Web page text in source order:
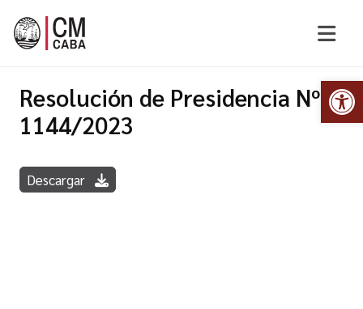
Resolución de Presidencia Nº
1144/2023
Descargar